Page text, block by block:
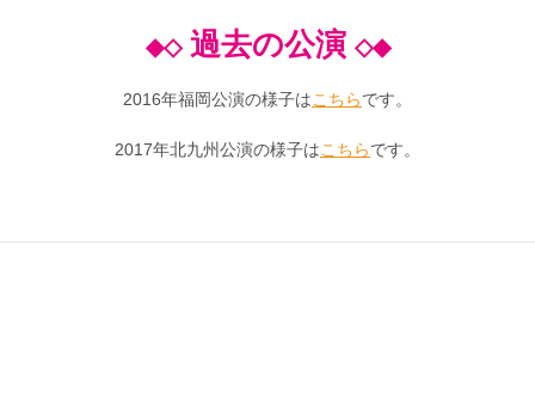
◆◇過去の公演 ◇◆
2016年福岡公演の様子はこちらです。
2017年北九州公演の様子はこちらです。